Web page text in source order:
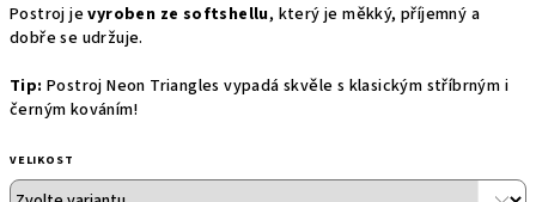
Postroj jevyroben ze softshellu, který je měkký, příjemný a
dobře se udržuje.
Tip: PostrojNeon Triangles vypadá skvěle s klasickým stříbrným i
černým kováním!
VELIKOST